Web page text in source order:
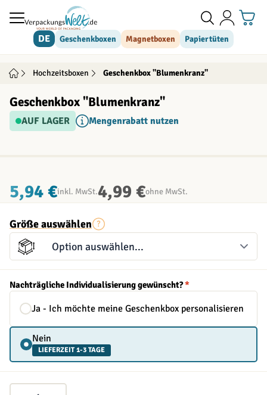
Direkt zum Inhalt
DE Geschenkboxen Magnetboxen Papiertüten
Hochzeitsboxen Geschenkbox "Blumenkranz"
Geschenkbox "Blumenkranz"
AUF LAGER Mengenrabatt nutzen
5,94 €inkl. MwSt.4,99 €ohne MwSt.
Größe auswählen
Nachträgliche Individualisierung gewünscht?*
Ja - Ich möchte meine Geschenkbox personalisieren
Nein
LIEFERZEIT 1-3 TAGE